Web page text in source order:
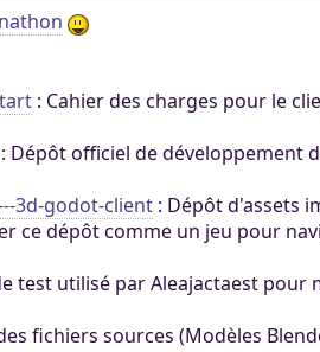
: Cahier des charges pour le
Dépôt officiel de développement
3d-godot-client: Dépôt d'assets
ce dépôt comme un jeu pour
test utilisé par Aleajactaest pour
fichiers sources (Modèles